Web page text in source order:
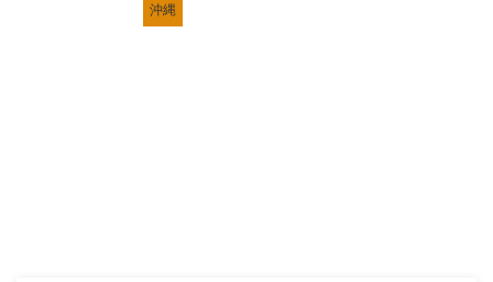
沖縄